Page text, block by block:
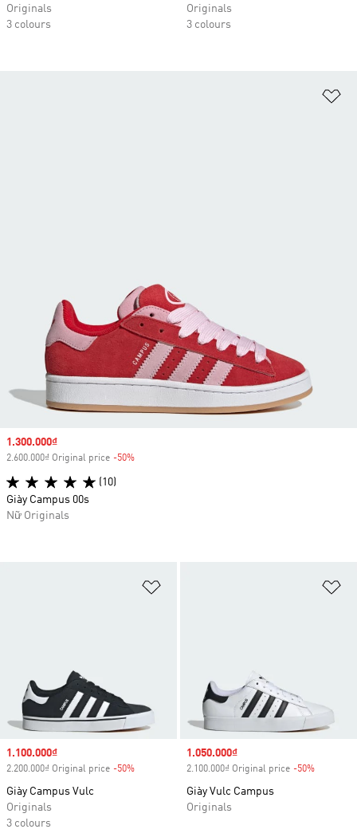
Originals
3 colours
Originals
3 colours
Sale price
1.100.000₫
2.200.000₫ Original price -50%
Giày Campus Vulc
Originals
3 colours
Sale price
1.050.000₫
2.100.000₫ Original price -50%
Giày Vulc Campus
Originals
Sale price
1.300.000₫
2.600.000₫ Original price -50%
(10)
Giày Campus 00s
Nữ Originals